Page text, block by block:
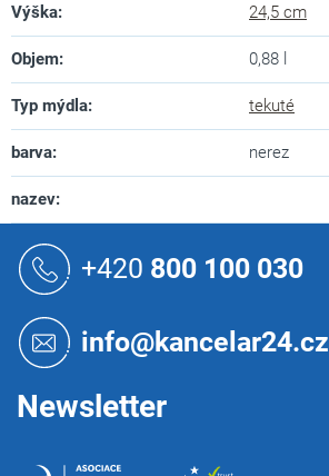
Výška: 24,5 cm
Objem: 0,88 l
Typ mýdla: tekuté
barva: nerez
nazev:
+420 800 100 030
info@kancelar24.cz
Newsletter